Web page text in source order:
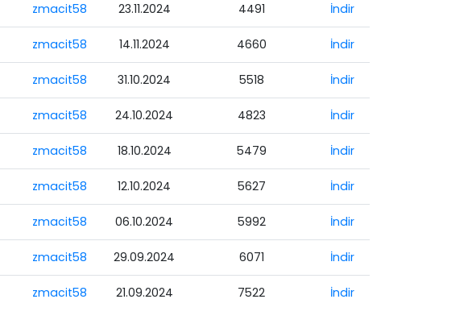
zmacit58 23.11.2024 4491 İndir
zmacit58 14.11.2024 4660 İndir
zmacit58 31.10.2024 5518 İndir
zmacit58 24.10.2024 4823 İndir
zmacit58 18.10.2024 5479 İndir
zmacit58 12.10.2024 5627 İndir
zmacit58 06.10.2024 5992 İndir
zmacit58 29.09.2024 6071 İndir
zmacit58 21.09.2024 7522 İndir